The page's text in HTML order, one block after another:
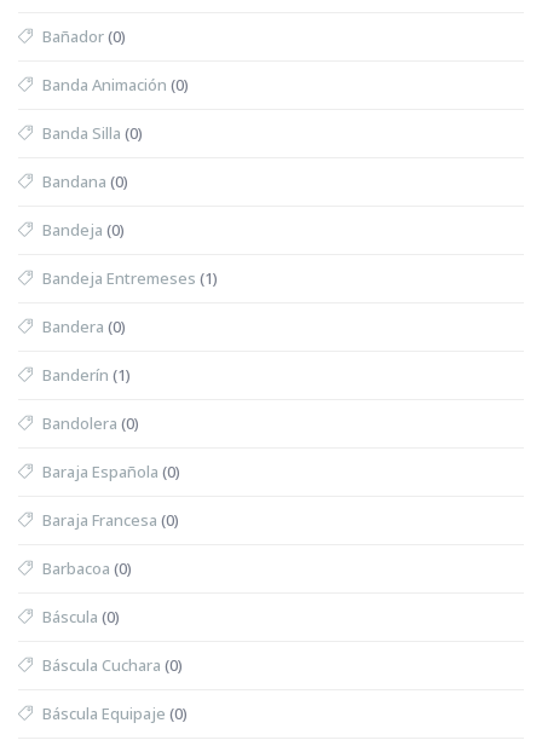
Bañador(0)
Banda Animación (0)
Banda Silla (0)
Bandana (0)
Bandeja (0)
Bandeja Entremeses (1)
Bandera (0)
Banderín (1)
Bandolera (0)
Baraja Española (0)
Baraja Francesa (0)
Barbacoa (0)
Báscula (0)
Báscula Cuchara (0)
Báscula Equipaje (0)